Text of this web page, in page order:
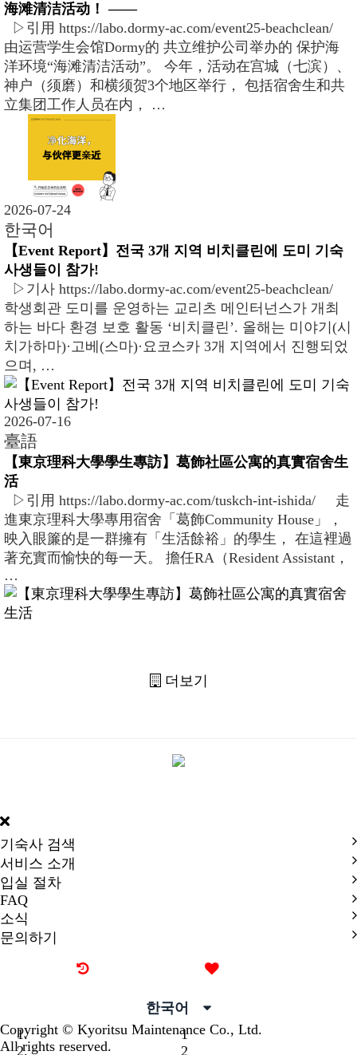
1
2
海滩清洁活动！ ――
▷引用 https://labo.dormy-ac.com/event25-beachclean/
由运营学生会馆Dormy的 共立维护公司举办的 保护海
洋环境“海滩清洁活动”。 今年，活动在宫城（七滨）、
神户（须磨）和横须贺3个地区举行， 包括宿舍生和共
立集团工作人员在内， …
2026-07-24
한국어
【Event Report】전국 3개 지역 비치클린에 도미 기숙
사생들이 참가!
▷기사 https://labo.dormy-ac.com/event25-beachclean/
학생회관 도미를 운영하는 교리츠 메인터넌스가 개최
하는 바다 환경 보호 활동 ‘비치클린’. 올해는 미야기(시
치가하마)·고베(스마)·요코스카 3개 지역에서 진행되었
으며, …
2026-07-16
臺語
【東京理科大學學生專訪】葛飾社區公寓的真實宿舍生
活
▷引用 https://labo.dormy-ac.com/tuskch-int-ishida/ 走
進東京理科大學專用宿舍「葛飾Community House」，
映入眼簾的是一群擁有「生活餘裕」的學生， 在這裡過
著充實而愉快的每一天。 擔任RA（Resident Assistant，
…
더보기
기숙사 검색
서비스 소개
입실 절차
FAQ
소식
문의하기
한국어
Copyright © Kyoritsu Maintenance Co., Ltd.
All rights reserved.